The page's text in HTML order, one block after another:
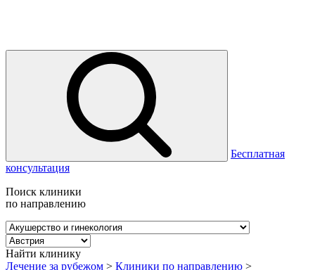
Бесплатная
консультация
Поиск клиники
по направлению
Найти клинику
Лечение за рубежом > Клиники по направлению >